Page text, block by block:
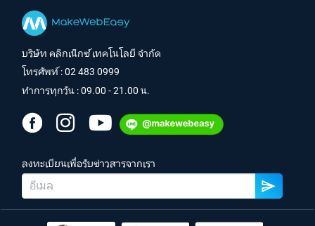
บริษัท คลิกเน็กซ์ เทคโนโลยี จำกัด
โทรศัพท์ :02 483 0999
ทำการทุกวัน : 09.00 - 21.00 น.
ลงทะเบียนเพื่อรับข่าวสารจากเรา